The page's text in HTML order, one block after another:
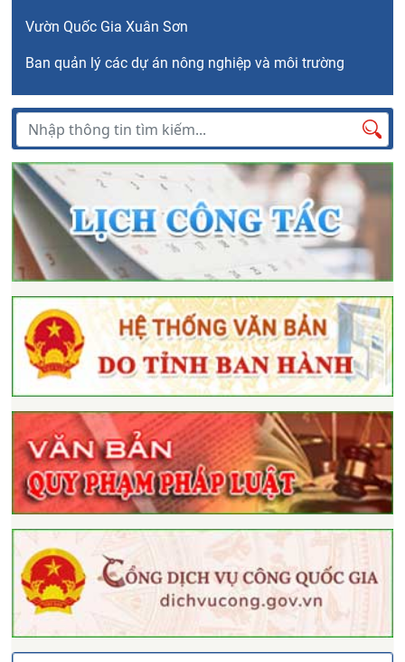
Vườn Quốc Gia Xuân Sơn
Ban quản lý các dự án nông nghiệp và môi trường
Tìm kiếm
Tìm
kiếm